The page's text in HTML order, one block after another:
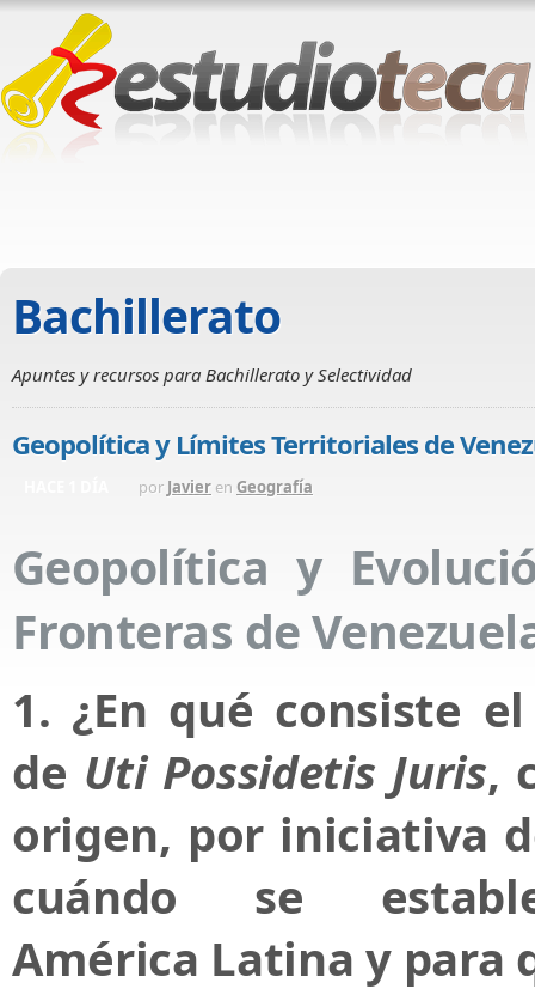
Bachillerato
Apuntes y recursos para Bachillerato y Selectividad
Geopolítica y Límites Territoriales de
por Javier en Geografía
Geopolítica y
Fronteras de
1. ¿En qué consiste
de Uti Possidetis Juris,
origen, por iniciativa
cuándo se
América Latina y para